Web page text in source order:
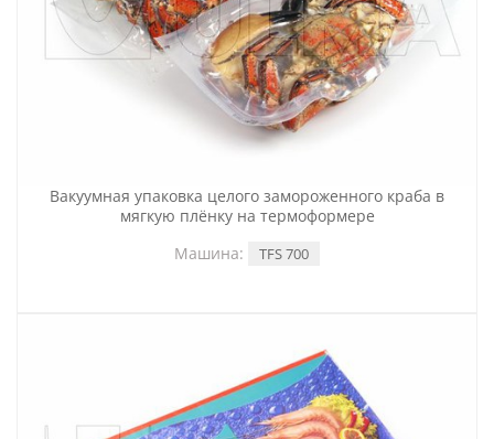
Вакуумная упаковка целого замороженного краба в
мягкую плёнку на термоформере
Машина:
TFS 700